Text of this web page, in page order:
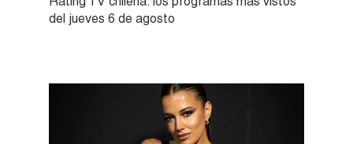
del jueves 6 de agosto